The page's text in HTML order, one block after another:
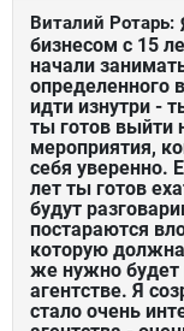
Виталий Ротарь:
бизнесом с 15
начали
определенного
идти изнутри -
ты готов выйти
мероприятия,
себя уверенно.
лет ты готов
будут
постараются
которую
же нужно будет
агентстве. Я
стало очень